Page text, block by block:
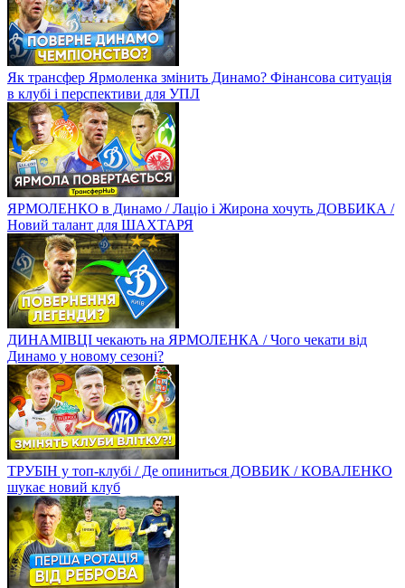
Як трансфер Ярмоленка змінить Динамо? Фінансова ситуація
в клубі і перспективи для УПЛ
ЯРМОЛЕНКО в Динамо / Лаціо і Жирона хочуть ДОВБИКА /
Новий талант для ШАХТАРЯ
ДИНАМІВЦІ чекають на ЯРМОЛЕНКА / Чого чекати від
Динамо у новому сезоні?
ТРУБІН у топ-клубі / Де опиниться ДОВБИК / КОВАЛЕНКО
шукає новий клуб